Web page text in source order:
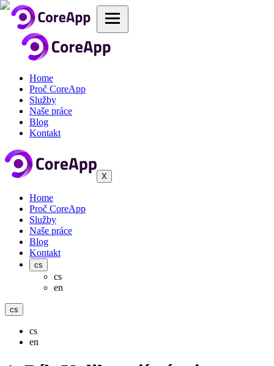
Home
Proč CoreApp
Služby
Naše práce
Blog
Kontakt
X
Home
Proč CoreApp
Služby
Naše práce
Blog
Kontakt
cs
cs
en
cs
cs
en